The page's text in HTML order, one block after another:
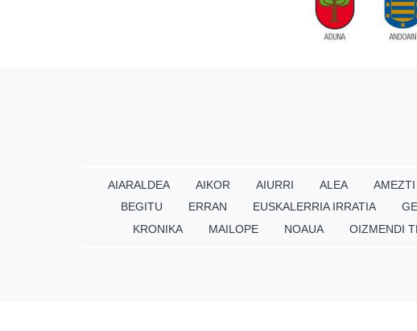
AIARALDEA AIKOR AIURRI ALEA AMEZTI
BEGITU
ERRAN EUSKALERRIA IRRATIA
KRONIKA
MAILOPE NOAUA OIZMENDI